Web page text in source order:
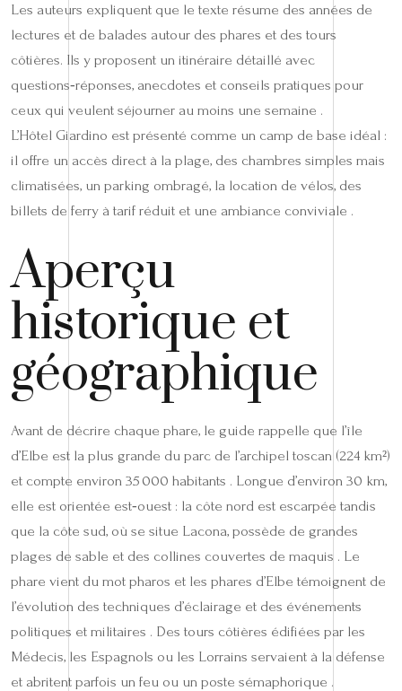
Les auteurs expliquent que le texte résume des années de
lectures et de balades autour des phares et des tours
côtières. Ils y proposent un itinéraire détaillé avec
questions‑réponses, anecdotes et conseils pratiques pour
ceux qui veulent séjourner au moins une semaine .
L’Hôtel Giardino est présenté comme un camp de base idéal :
il offre un accès direct à la plage, des chambres simples mais
climatisées, un parking ombragé, la location de vélos, des
billets de ferry à tarif réduit et une ambiance conviviale .
Aperçu
historique et
géographique
Avant de décrire chaque phare, le guide rappelle que l’île
d’Elbe est la plus grande du parc de l’archipel toscan (224 km²)
et compte environ 35 000 habitants . Longue d’environ 30 km,
elle est orientée est‑ouest : la côte nord est escarpée tandis
que la côte sud, où se situe Lacona, possède de grandes
plages de sable et des collines couvertes de maquis . Le
phare vient du mot pharos et les phares d’Elbe témoignent de
l’évolution des techniques d’éclairage et des événements
politiques et militaires . Des tours côtières édifiées par les
Médecis, les Espagnols ou les Lorrains servaient à la défense
et abritent parfois un feu ou un poste sémaphorique .